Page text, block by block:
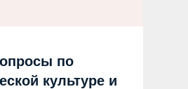
по
культуре и